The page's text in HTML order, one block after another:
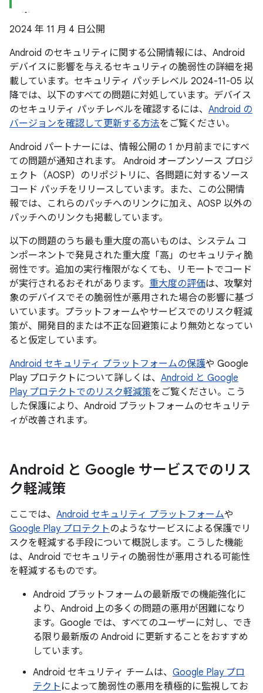
2024 年 11 月 4 日公開
Android のセキュリティに関する公開情報には、Android
デバイスに影響を与えるセキュリティの脆弱性の詳細を掲
載しています。セキュリティ パッチレベル 2024-11-05 以
降では、以下のすべての問題に対処しています。デバイス
のセキュリティ パッチレベルを確認するには、 Android の
バージョンを確認して更新する方法をご覧ください。
Android パートナーには、情報公開の 1 か月前までにすべ
ての問題が通知されます。 Android オープンソース プロジ
ェクト（AOSP）のリポジトリに、各問題に対するソース
コード パッチをリリースしています。また、この公開情
報では、これらのパッチへのリンクに加え、AOSP 以外の
パッチへのリンクも掲載しています。
以下の問題のうち最も重大度の高いものは、システム コ
ンポーネントで発見された重大度「高」のセキュリティ脆
弱性です。追加の実行権限がなくても、リモートでコード
が実行されるおそれがあります。 重大度の評価は、攻撃対
象のデバイスでその脆弱性が悪用された場合の影響に基づ
いています。プラットフォームやサービスでのリスク軽減
策が、開発目的または不正な回避策により無効となってい
ると仮定しています。
Android セキュリティ プラットフォームの保護や Google
Play プロテクトについて詳しくは、 Android と Google
Play プロテクトでのリスク軽減策をご覧ください。こう
した保護により、Android プラットフォームのセキュリテ
ィが改善されます。
Android と Google サービスでのリス
ク軽減策
ここでは、 Android セキュリティ プラットフォームや
Google Play プロテクトのようなサービスによる保護でリ
スクを軽減する手段について概説します。こうした機能
は、Android でセキュリティの脆弱性が悪用される可能性
を軽減するものです。
Android プラットフォームの最新版での機能強化に
より、Android 上の多くの問題の悪用が困難になり
ます。Google では、すべてのユーザーに対し、でき
る限り最新版の Android に更新することをおすすめ
しています。
Android セキュリティ チームは、 Google Play プロ
テクト によって脆弱性の悪用を積極的に監視してお